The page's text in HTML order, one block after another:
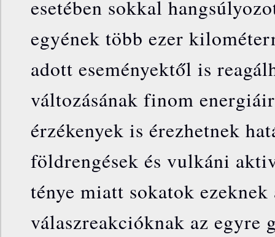
esetében sokkal
egyének több ezer
adott eseményektől is
változásának finom
érzékenyek is érezhetnek
földrengések és vulkáni
ténye miatt sokatok
válaszreakcióknak az egyre